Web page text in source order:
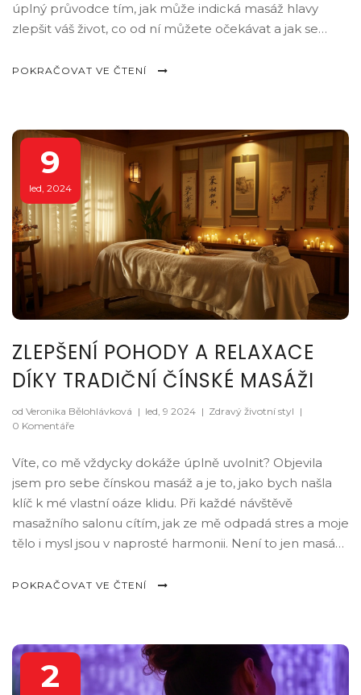
úplný průvodce tím, jak může indická masáž hlavy
zlepšit váš život, co od ní můžete očekávat a jak se
principy Ajurvédy, které jsou za touto praxí, a podělí se
POKRAČOVAT VE ČTENÍ
9
led, 2024
ZLEPŠENÍ POHODY A RELAXACE
DÍKY TRADIČNÍ ČÍNSKÉ MASÁŽI
od Veronika Bělohlávková | led, 9 2024 | Zdravý životní styl |
0 Komentáře
Víte, co mě vždycky dokáže úplně uvolnit? Objevila
jsem pro sebe čínskou masáž a je to, jako bych našla
klíč k mé vlastní oáze klidu. Při každé návštěvě
masažního salonu cítím, jak ze mě odpadá stres a moje
tělo i mysl jsou v naprosté harmonii. Není to jen masáž,
zvládat každodenní výzvy. A právě o tom a o mnoha
POKRAČOVAT VE ČTENÍ
2